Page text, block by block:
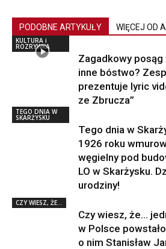
PODOBNE ARTYKUŁY WIĘCEJ OD
KULTURA i
ROZRYWKA
Zagadkowy
inne bóstwo?
prezentuje lyric
ze Zbrucza”
TEGO DNIA W
SKARŻYSKU
Tego dnia w
1926 roku
węgielny pod
LO w Skarżysku.
urodziny!
CZY WIESZ, ŻE...
Czy wiesz, że…
w Polsce
o nim Stanisław